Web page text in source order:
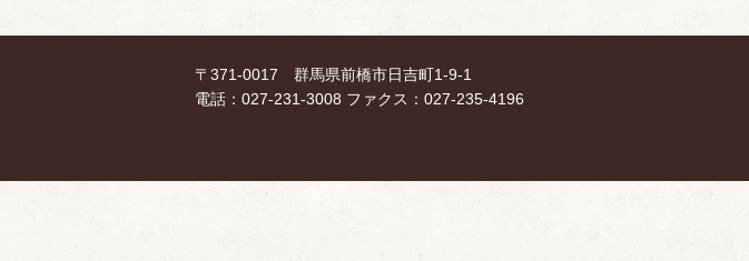
〒371-0017 群馬県前橋市日吉町1-9-1
電話：027-231-3008 ファクス：027-235-4196